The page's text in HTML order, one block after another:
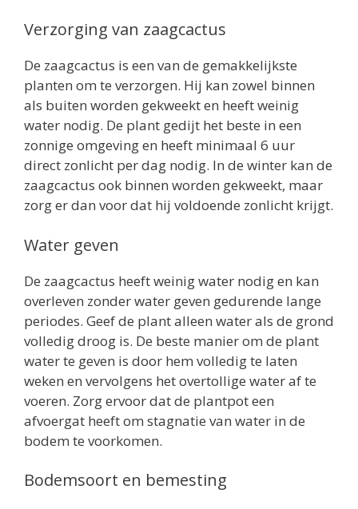
Verzorging van zaagcactus
De zaagcactus is een van de gemakkelijkste
planten om te verzorgen. Hij kan zowel binnen
als buiten worden gekweekt en heeft weinig
water nodig. De plant gedijt het beste in een
zonnige omgeving en heeft minimaal 6 uur
direct zonlicht per dag nodig. In de winter kan de
zaagcactus ook binnen worden gekweekt, maar
zorg er dan voor dat hij voldoende zonlicht krijgt.
Water geven
De zaagcactus heeft weinig water nodig en kan
overleven zonder water geven gedurende lange
periodes. Geef de plant alleen water als de grond
volledig droog is. De beste manier om de plant
water te geven is door hem volledig te laten
weken en vervolgens het overtollige water af te
voeren. Zorg ervoor dat de plantpot een
afvoergat heeft om stagnatie van water in de
bodem te voorkomen.
Bodemsoort en bemesting